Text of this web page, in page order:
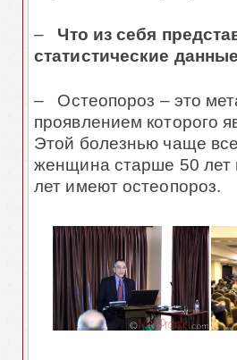
– Что из себя
статистические
– Остеопороз – это
проявлением которого
Этой болезнью чаще
женщина старше 50 лет
лет имеют остеопороз.